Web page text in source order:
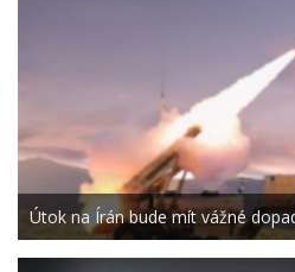
Útok na Írán bude mít vážné